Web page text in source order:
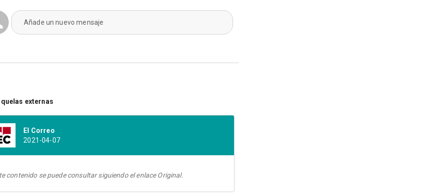
Añade un nuevo mensaje
externas
El Correo
2021-04-07
contenido se puede consultar siguiendo el enlace Original.